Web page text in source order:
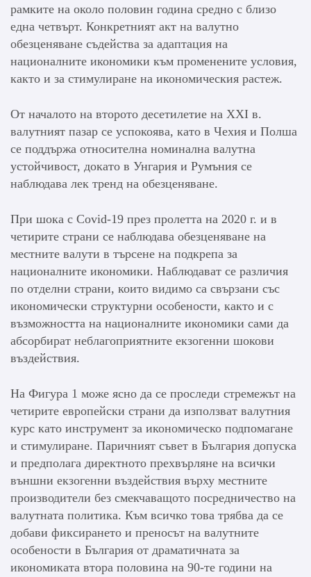
рамките на около половин година средно с близо
една четвърт. Конкретният акт на валутно
обезценяване съдейства за адаптация на
националните икономики към променените условия,
както и за стимулиране на икономическия растеж.
От началото на второто десетилетие на XXI в.
валутният пазар се успокоява, като в Чехия и Полша
се поддържа относителна номинална валутна
устойчивост, докато в Унгария и Румъния се
наблюдава лек тренд на обезценяване.
При шока с Covid-19 през пролетта на 2020 г. и в
четирите страни се наблюдава обезценяване на
местните валути в търсене на подкрепа за
националните икономики. Наблюдават се различия
по отделни страни, които видимо са свързани със
икономически структурни особености, както и с
възможността на националните икономики сами да
абсорбират неблагоприятните екзогенни шокови
въздействия.
На Фигура 1 може ясно да се проследи стремежът на
четирите европейски страни да използват валутния
курс като инструмент за икономическо подпомагане
и стимулиране. Паричният съвет в България допуска
и предполага директното прехвърляне на всички
външни екзогенни въздействия върху местните
производители без смекчаващото посредничество на
валутната политика. Към всичко това трябва да се
добави фиксирането и преносът на валутните
особености в България от драматичната за
икономиката втора половина на 90-те години на